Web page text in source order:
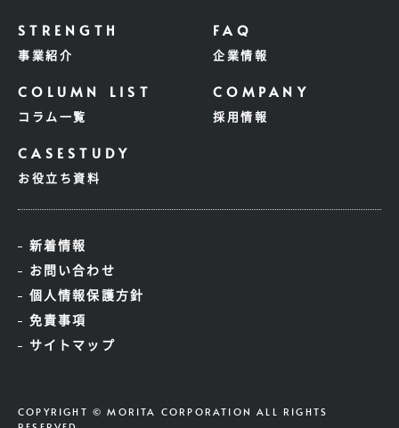
事業紹介
コラム一覧
お役立ち資料
企業情報
採用情報
新着情報
お問い合わせ
個人情報保護方針
免責事項
サイトマップ
COPYRIGHT © MORITA CORPORATION ALL RIGHTS